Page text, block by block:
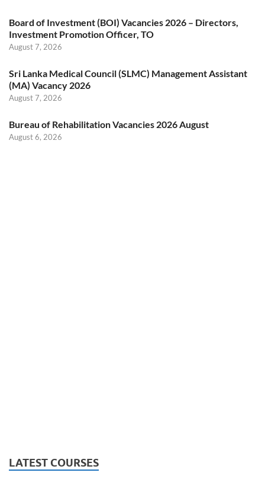
Board of Investment (BOI) Vacancies 2026 – Directors,
Investment Promotion Officer, TO
August 7, 2026
Sri Lanka Medical Council (SLMC) Management Assistant
(MA) Vacancy 2026
August 7, 2026
Bureau of Rehabilitation Vacancies 2026 August
August 6, 2026
LATEST COURSES